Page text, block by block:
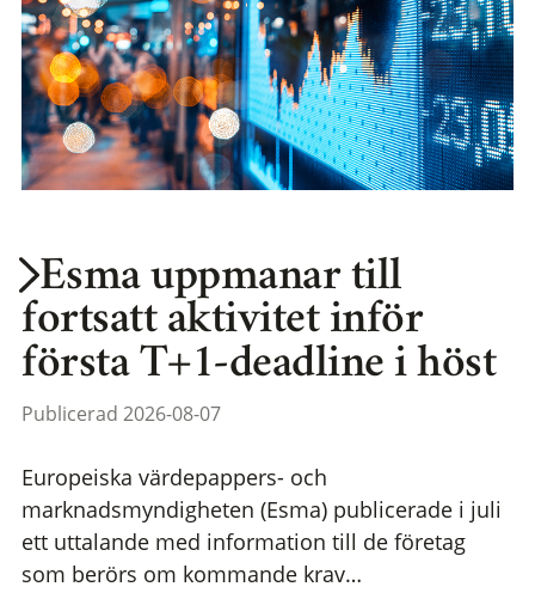
Esma uppmanar till
fortsatt aktivitet inför
första T+1-deadline i höst
Publicerad 2026-08-07
Europeiska värdepappers- och
marknadsmyndigheten (Esma) publicerade i juli
ett uttalande med information till de företag
som berörs om kommande krav…